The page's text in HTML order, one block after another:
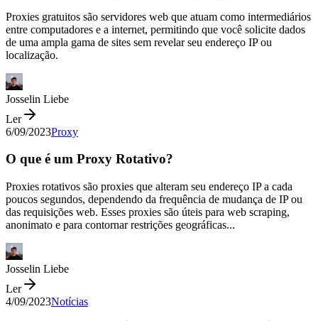
Proxies gratuitos são servidores web que atuam como intermediários
entre computadores e a internet, permitindo que você solicite dados
de uma ampla gama de sites sem revelar seu endereço IP ou
localização.
Josselin Liebe
Ler
6/09/2023Proxy
O que é um Proxy Rotativo?
Proxies rotativos são proxies que alteram seu endereço IP a cada
poucos segundos, dependendo da frequência de mudança de IP ou
das requisições web. Esses proxies são úteis para web scraping,
anonimato e para contornar restrições geográficas...
Josselin Liebe
Ler
4/09/2023Notícias